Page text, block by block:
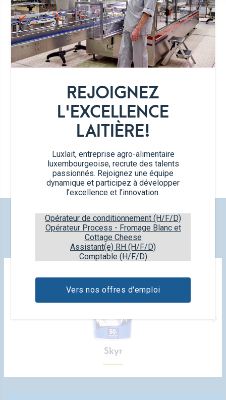
REJOIGNEZ
L'EXCELLENCE
LAITIÈRE!
Luxlait, entreprise agro-alimentaire
luxembourgeoise, recrute des talents
passionnés. Rejoignez une équipe
dynamique et participez à développer
l’excellence et l’innovation.
Opérateur de conditionnement (H/F/D)
Opérateur Process - Fromage Blanc et
Cottage Cheese
Assistant(e) RH (H/F/D)
Comptable (H/F/D)
Vers nos offres d'emploi
DÉTAIL DE LA GAMME
Crème à café
10g
DÉCOUVREZ NOS NOUVEAUX
PRODUITS
Skyr